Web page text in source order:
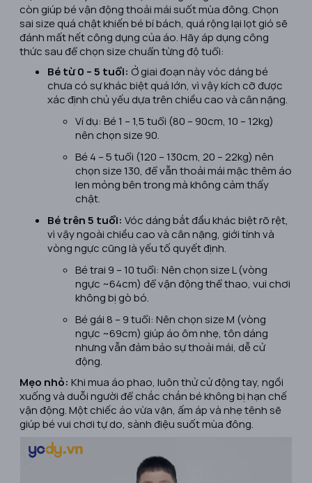
còn giúp bé vận động thoải mái suốt mùa đông. Chọn
sai size quá chật khiến bé bí bách, quá rộng lại lọt gió sẽ
đánh mất hết công dụng của áo. Hãy áp dụng công
thức sau để chọn size chuẩn từng độ tuổi:
Bé từ 0 – 5 tuổi: Ở giai đoạn này vóc dáng bé
chưa có sự khác biệt quá lớn, vì vậy kích cỡ được
xác định chủ yếu dựa trên chiều cao và cân nặng.
Ví dụ: Bé 1 – 1,5 tuổi (80 – 90cm, 10 – 12kg)
nên chọn size 90.
Bé 4 – 5 tuổi (120 – 130cm, 20 – 22kg) nên
chọn size 130, để vẫn thoải mái mặc thêm áo
len mỏng bên trong mà không cảm thấy
chật.
Bé trên 5 tuổi: Vóc dáng bắt đầu khác biệt rõ rệt,
vì vậy ngoài chiều cao và cân nặng, giới tính và
vòng ngực cũng là yếu tố quyết định.
Bé trai 9 – 10 tuổi: Nên chọn size L (vòng
ngực ~64cm) để vận động thể thao, vui chơi
không bị gò bó.
Bé gái 8 – 9 tuổi: Nên chọn size M (vòng
ngực ~69cm) giúp áo ôm nhẹ, tôn dáng
nhưng vẫn đảm bảo sự thoải mái, dễ cử
động.
Mẹo nhỏ: Khi mua áo phao, luôn thử cử động tay, ngồi
xuống và duỗi người để chắc chắn bé không bị hạn chế
vận động. Một chiếc áo vừa vặn, ấm áp và nhẹ tênh sẽ
giúp bé vui chơi tự do, sành điệu suốt mùa đông.